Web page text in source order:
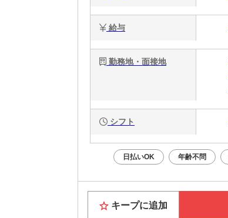
給与
勤務地・面接地
シフト
日払いOK 年齢不問
キープに追加